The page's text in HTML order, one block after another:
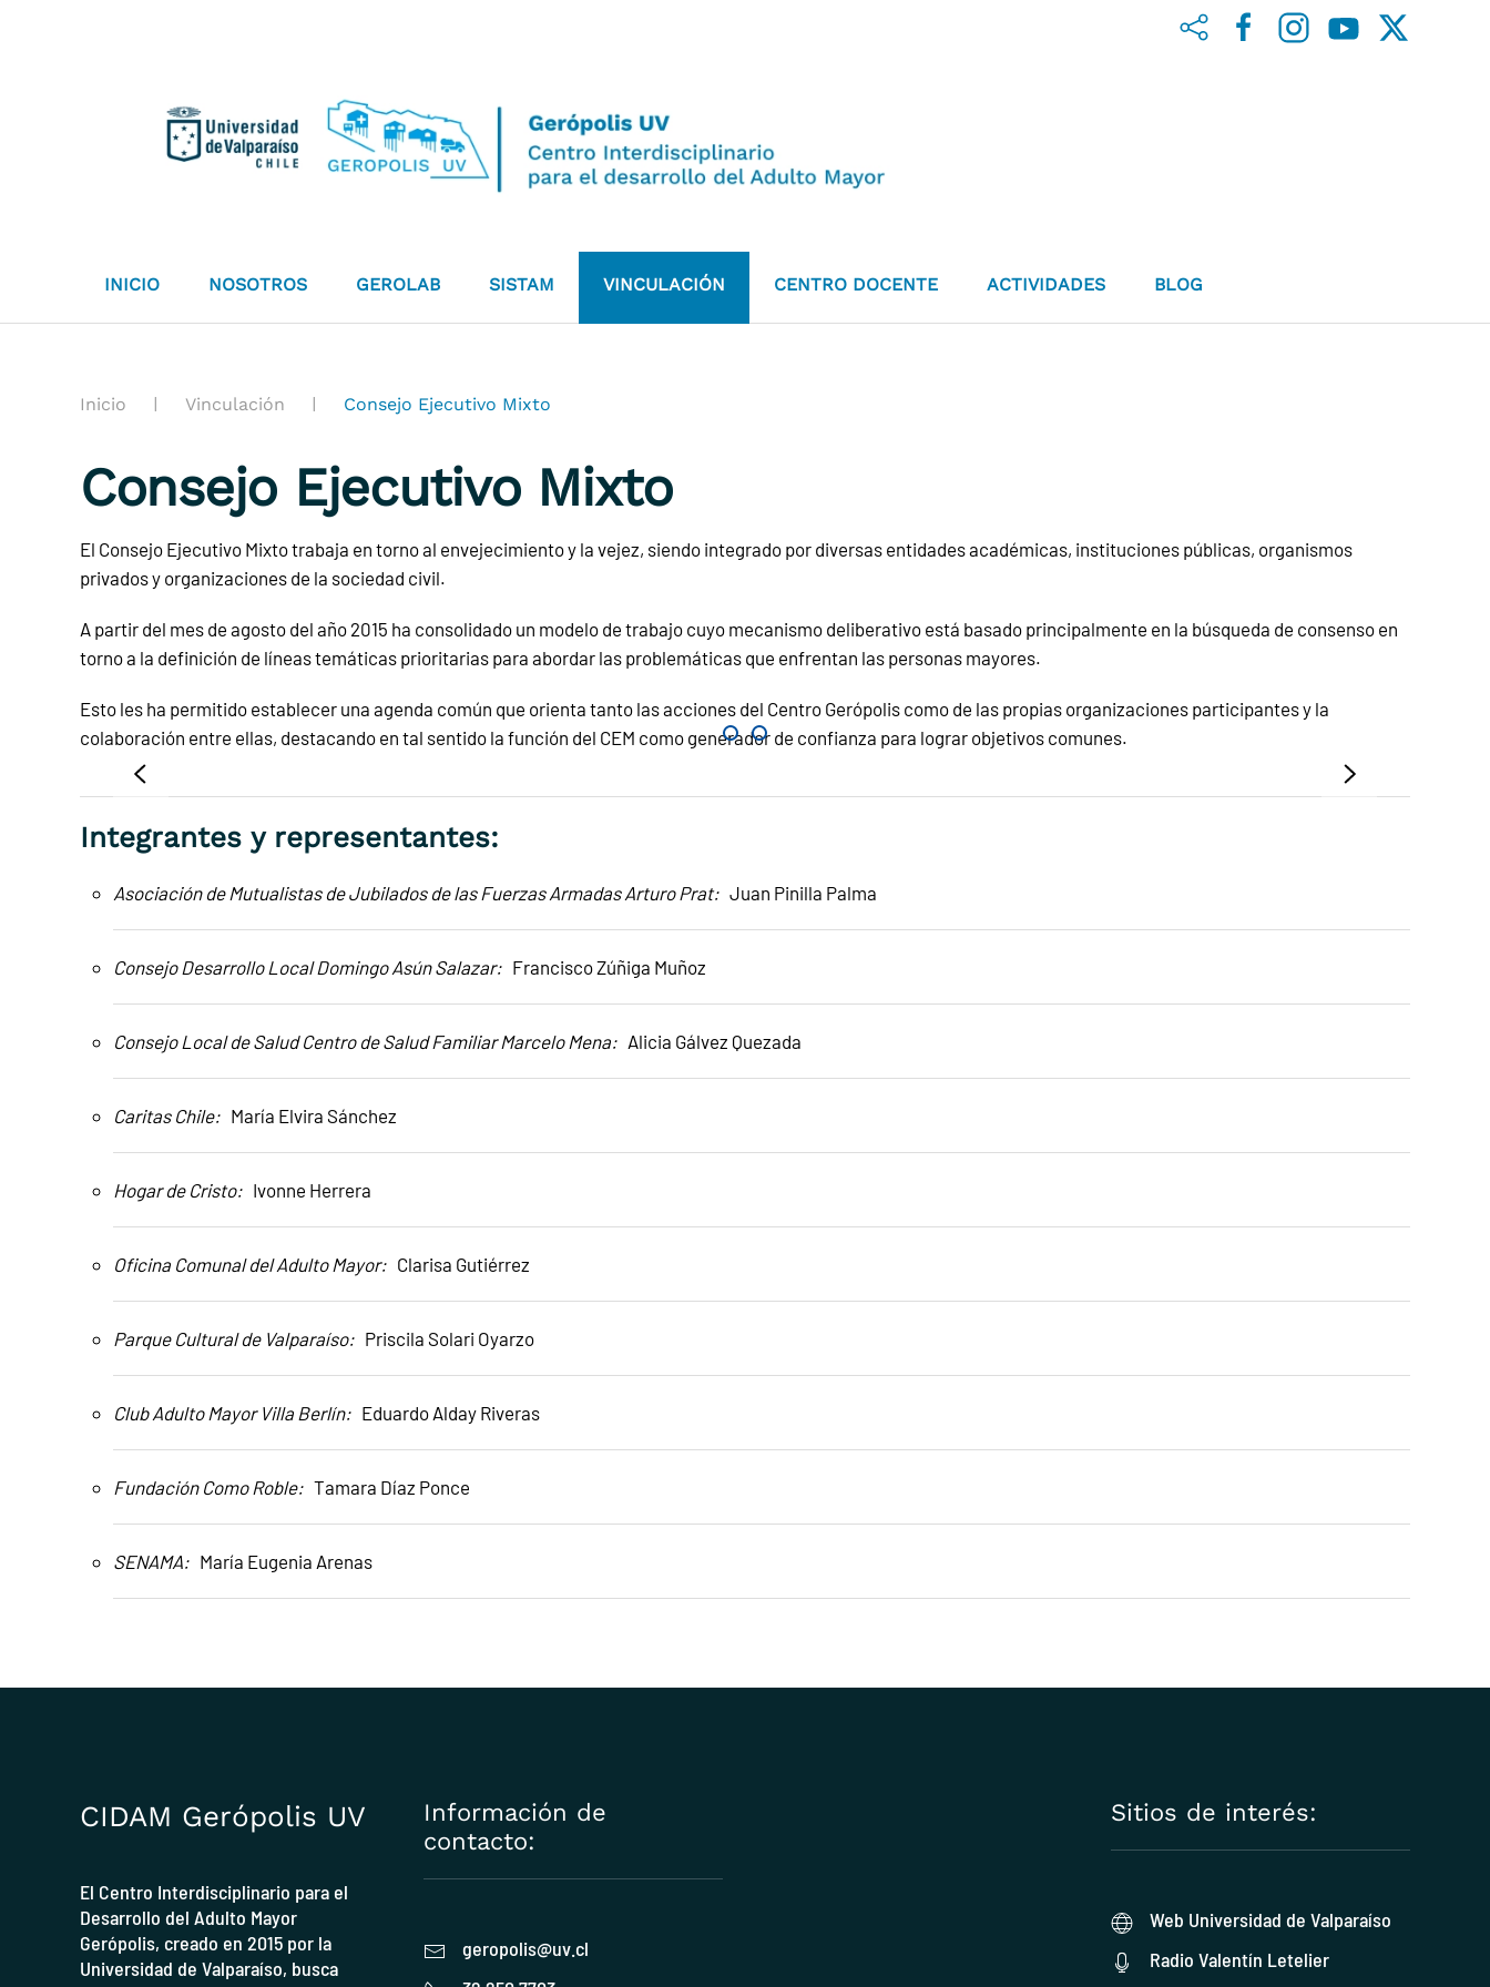
INICIO NOSOTROS GEROLAB SISTAM VINCULACIÓN CENTRO DOCENTE ACTIVIDADES BLOG
Inicio Vinculación Consejo Ejecutivo Mixto
Consejo Ejecutivo Mixto
El Consejo Ejecutivo Mixto trabaja en torno al envejecimiento y la vejez, siendo integrado por diversas entidades académicas, instituciones públicas, organismos
privados y organizaciones de la sociedad civil.
A partir del mes de agosto del año 2015 ha consolidado un modelo de trabajo cuyo mecanismo deliberativo está basado principalmente en la búsqueda de consenso en
torno a la definición de líneas temáticas prioritarias para abordar las problemáticas que enfrentan las personas mayores.
Esto les ha permitido establecer una agenda común que orienta tanto las acciones del Centro Gerópolis como de las propias organizaciones participantes y la
colaboración entre ellas, destacando en tal sentido la función del CEM como generador de confianza para lograr objetivos comunes.
Integrantes y representantes:
Asociación de Mutualistas de Jubilados de las Fuerzas Armadas Arturo Prat: Juan Pinilla Palma
Consejo Desarrollo Local Domingo Asún Salazar: Francisco Zúñiga Muñoz
Consejo Local de Salud Centro de Salud Familiar Marcelo Mena: Alicia Gálvez Quezada
Caritas Chile: María Elvira Sánchez
Hogar de Cristo: Ivonne Herrera
Oficina Comunal del Adulto Mayor: Clarisa Gutiérrez
Parque Cultural de Valparaíso: Priscila Solari Oyarzo
Club Adulto Mayor Villa Berlín: Eduardo Alday Riveras
Fundación Como Roble: Tamara Díaz Ponce
SENAMA: María Eugenia Arenas
CIDAM Gerópolis UV
El Centro Interdisciplinario para el
Desarrollo del Adulto Mayor
Gerópolis, creado en 2015 por la
Universidad de Valparaíso, busca
Información de
contacto:
geropolis@uv.cl
Sitios de interés:
Web Universidad de Valparaíso
Radio Valentín Letelier